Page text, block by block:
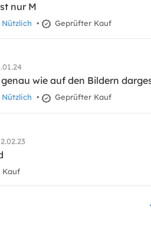
nur M
Nützlich • Geprüfter Kauf
wie auf den Bildern
Nützlich • Geprüfter Kauf
Kauf